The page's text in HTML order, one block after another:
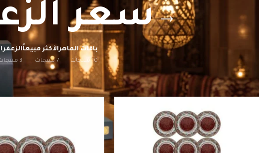
سعر
باقات الماهر
10 منتجات
الأكثر مبيعاً
7 منتجات 3 منتجات
الرئيسية/ منتجات تحت الوسم “سعر الزعفران في الرياض​”